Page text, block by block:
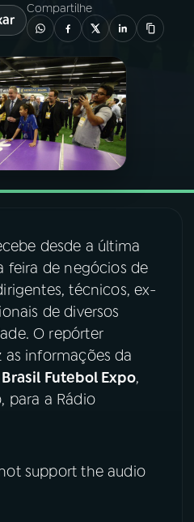
Facebook
Compartilhe
desde a última
feira de negócios de
técnicos, ex-
de diversos
O repórter
as informações da
Brasil Futebol Expo,
para a Rádio
support the audio